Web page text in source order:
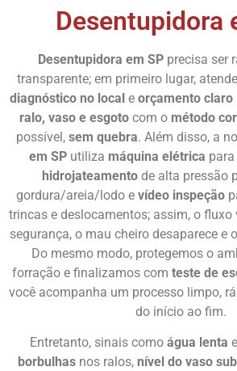
Desentupidora
Desentupidora em SPprecisa ser
transparente; em primeiro lugar,
diagnóstico no local e orçamento claro
ralo, vaso e esgoto com o método
possível, sem quebra. Além disso, a
em SP utiliza máquina elétrica
hidrojateamento de alta pressão
gordura/areia/lodo e vídeo inspeção
trincas e deslocamentos; assim, o
segurança, o mau cheiro desaparece e
Do mesmo modo, protegemos o
forração e finalizamos com teste de
você acompanha um processo limpo,
do início ao fim.
Entretanto, sinais como água lenta
borbulhasnos ralos, nível do vaso